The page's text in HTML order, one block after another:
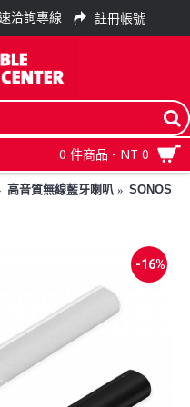
洽詢專線 註冊帳號
0 件商品 - NT 0
高音質無線藍牙喇叭
SONOS
-16%